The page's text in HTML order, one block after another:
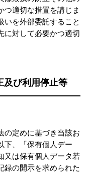
つ適切な措置を講じま
いを外部委託すること
に対して必要かつ適切
及び利用停止等
の定めに基づき当該お
下、「保有個人デー
又は保有個人データ若
録の開示を求められた